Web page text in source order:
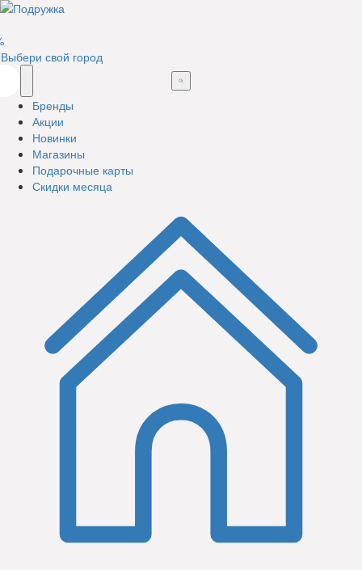
Выбери свой город
Бренды
Акции
Новинки
Магазины
Подарочные карты
Скидки месяца